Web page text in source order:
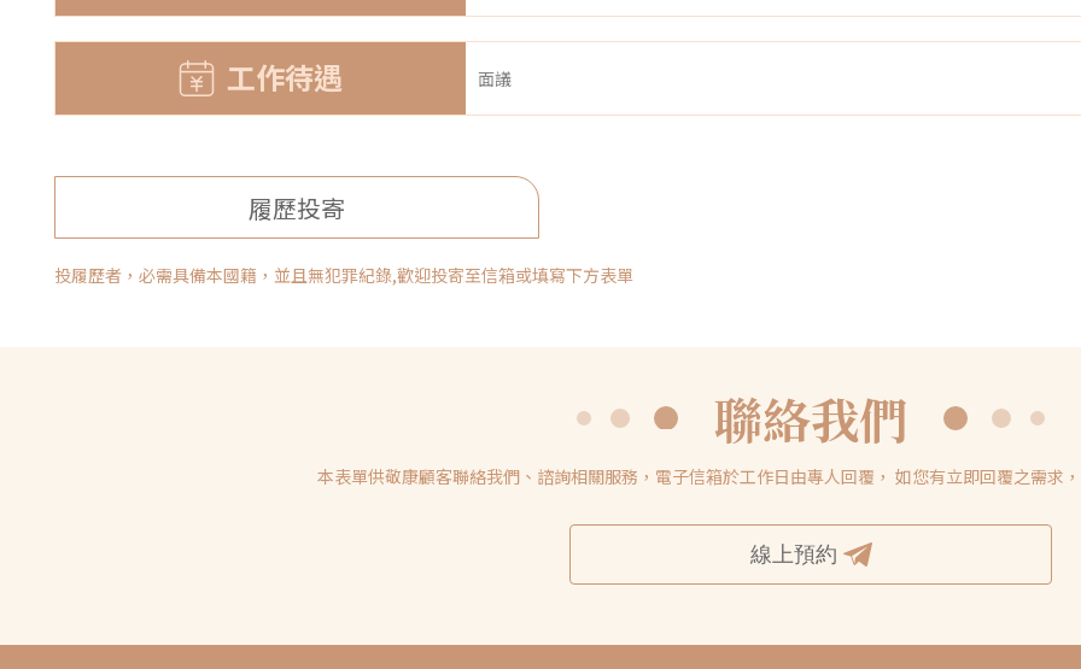
工作待遇 面議
履歷投寄
投履歷者，必需具備本國籍，並且無犯罪紀錄,歡迎投寄至信箱或填寫下方表單
聯絡我們
本表單供敬康顧客聯絡我們、諮詢相關服務，電子信箱於工作日由專人回覆， 如您有立即回覆之需求
線上預約